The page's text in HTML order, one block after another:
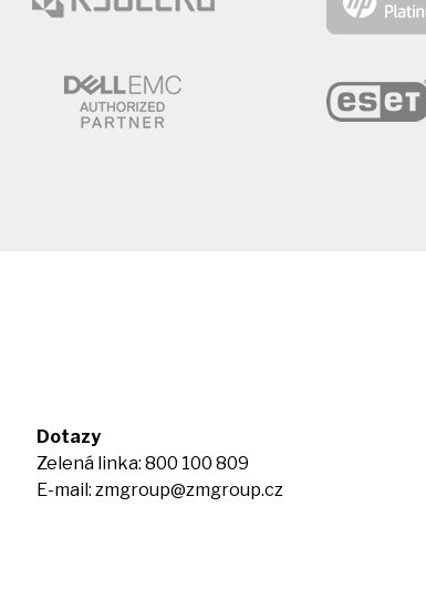
Dotazy
Zelená linka: 800 100 809
E-mail: zmgroup@zmgroup.cz